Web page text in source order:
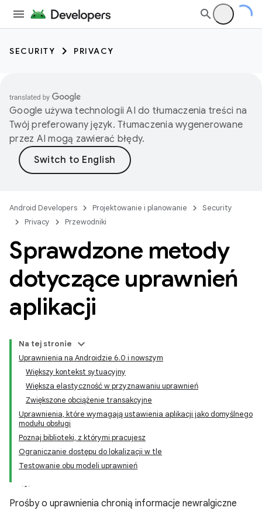
SECURITY PRIVACY
Google używa technologii AI do tłumaczenia treści na
Twój preferowany język. Tłumaczenia wygenerowane
przez AI mogą zawierać błędy.
Android Developers Projektowanie i planowanie
Security
Privacy
Przewodniki
Sprawdzone metody
dotyczące uprawnień
aplikacji
Na tej stronie
Uprawnienia na Androidzie 6.0 i nowszym
Większy kontekst sytuacyjny
Większa elastyczność w przyznawaniu uprawnień
Zwiększone obciążenie transakcyjne
Uprawnienia, które wymagają ustawienia aplikacji jako domyślnego
modułu obsługi
Poznaj biblioteki, z którymi pracujesz
Ograniczanie dostępu do lokalizacji w tle
Testowanie obu modeli uprawnień
Prośby o uprawnienia chronią informacje newralgiczne